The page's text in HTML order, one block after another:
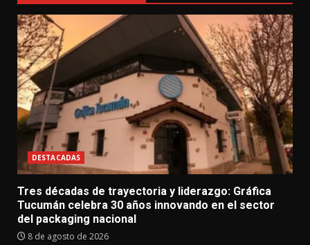
DESTACADAS
Tres décadas de trayectoria y liderazgo: Gráfica
Tucumán celebra 30 años innovando en el sector
del packaging nacional
8 de agosto de 2026